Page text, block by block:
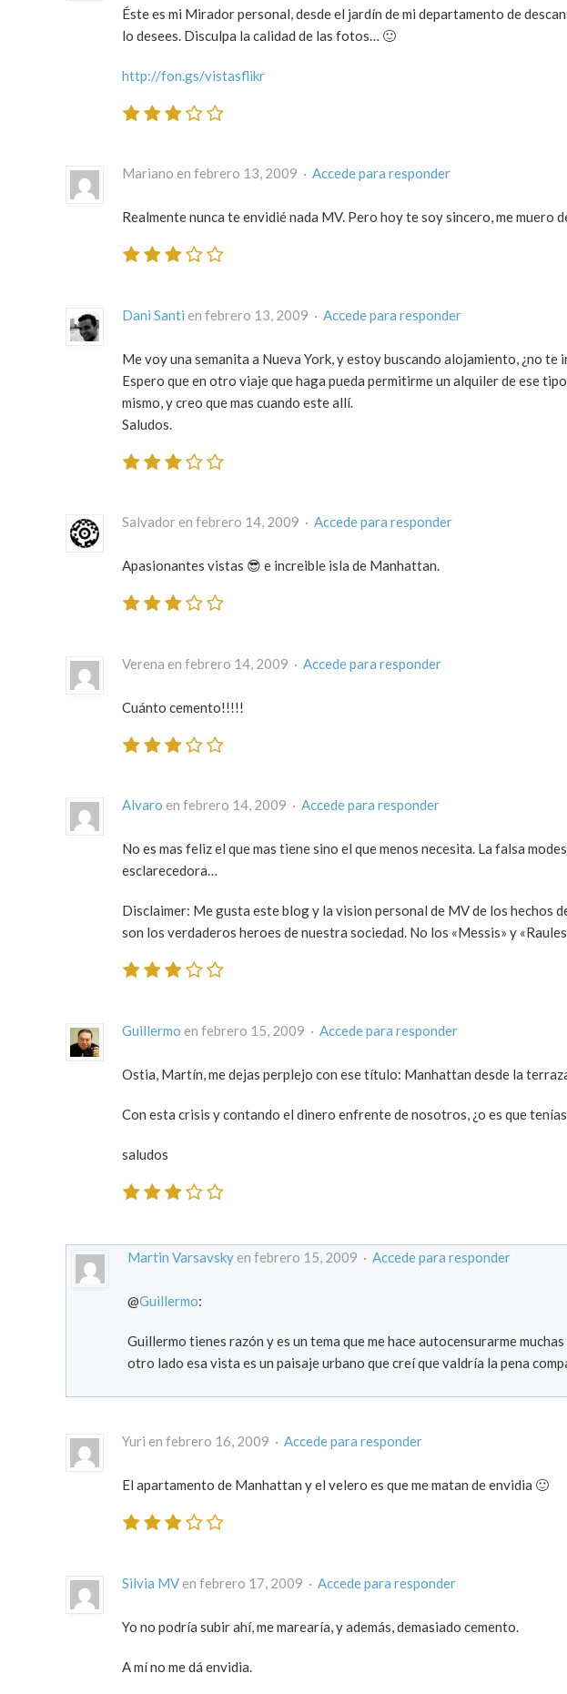
Éste es mi Mirador personal, desde el jardín de mi departamento de
lo desees. Disculpa la calidad de las fotos… 🙂
http://fon.gs/vistasflikr
Mariano en febrero 13, 2009 · Accede para responder
Realmente nunca te envidié nada MV. Pero hoy te soy sincero, me muero
Dani Santi en febrero 13, 2009 · Accede para responder
Me voy una semanita a Nueva York, y estoy buscando alojamiento, ¿no te
Espero que en otro viaje que haga pueda permitirme un alquiler de ese
mismo, y creo que mas cuando este allí.
Saludos.
Salvador en febrero 14, 2009 · Accede para responder
Apasionantes vistas 😎 e increible isla de Manhattan.
Verena en febrero 14, 2009 · Accede para responder
Cuánto cemento!!!!!
Alvaro en febrero 14, 2009 · Accede para responder
No es mas feliz el que mas tiene sino el que menos necesita. La falsa
esclarecedora…
Disclaimer: Me gusta este blog y la vision personal de MV de los hechos
son los verdaderos heroes de nuestra sociedad. No los «Messis» y
Guillermo en febrero 15, 2009 · Accede para responder
Ostia, Martín, me dejas perplejo con ese título: Manhattan desde la
Con esta crisis y contando el dinero enfrente de nosotros, ¿o es que
saludos
Martin Varsavsky en febrero 15, 2009 · Accede para responder
@Guillermo:
Guillermo tienes razón y es un tema que me hace autocensurarme
otro lado esa vista es un paisaje urbano que creí que valdría la pena
Yuri en febrero 16, 2009 · Accede para responder
El apartamento de Manhattan y el velero es que me matan de envidia 🙂
Silvia MV en febrero 17, 2009 · Accede para responder
Yo no podría subir ahí, me marearía, y además, demasiado cemento.
A mí no me dá envidia.